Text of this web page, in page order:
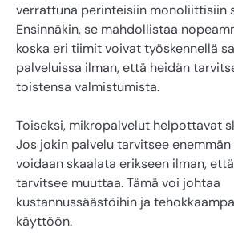
verrattuna perinteisiin monoliittisiin
Ensinnäkin, se mahdollistaa
koska eri tiimit voivat työskennellä
palveluissa ilman, että heidän
toistensa valmistumista.
Toiseksi, mikropalvelut helpottavat
Jos jokin palvelu tarvitsee enemmän
voidaan skaalata erikseen ilman,
tarvitsee muuttaa. Tämä voi johtaa
kustannussäästöihin ja
käyttöön.